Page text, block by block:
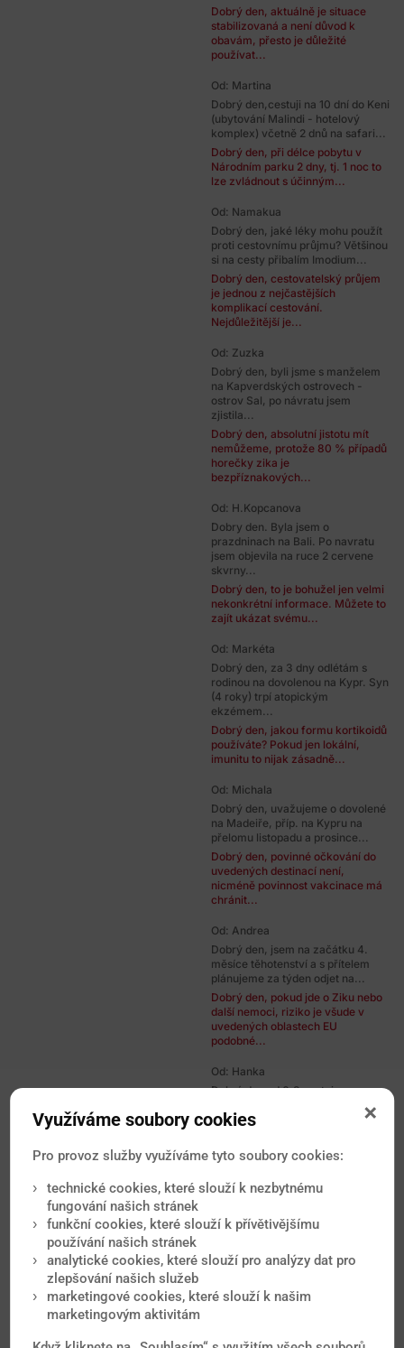
Dobrý den, aktuálně je situace
stabilizovaná a není důvod k
obavám, přesto je důležité
používat...
Od: Martina
Dobrý den,cestuji na 10 dní do Keni
(ubytování Malindi - hotelový
komplex) včetně 2 dnů na safari...
Dobrý den, při délce pobytu v
Národním parku 2 dny, tj. 1 noc to
lze zvládnout s účinným...
Od: Namakua
Dobrý den, jaké léky mohu použít
proti cestovnímu průjmu? Většinou
si na cesty přibalím Imodium...
Dobrý den, cestovatelský průjem
je jednou z nejčastějších
komplikací cestování.
Nejdůležitější je...
Od: Zuzka
Dobrý den, byli jsme s manželem
na Kapverdských ostrovech -
ostrov Sal, po návratu jsem
zjistila...
Dobrý den, absolutní jistotu mít
nemůžeme, protože 80 % případů
horečky zika je
bezpříznakových...
Od: H.Kopcanova
Dobry den. Byla jsem o
prazdninach na Bali. Po navratu
jsem objevila na ruce 2 cervene
skvrny...
Dobrý den, to je bohužel jen velmi
nekonkrétní informace. Můžete to
zajít ukázat svému...
Od: Markéta
Dobrý den, za 3 dny odlétám s
rodinou na dovolenou na Kypr. Syn
(4 roky) trpí atopickým
ekzémem...
Dobrý den, jakou formu kortikoidů
používáte? Pokud jen lokální,
imunitu to nijak zásadně...
Od: Michala
Dobrý den, uvažujeme o dovolené
na Madeiře, příp. na Kypru na
přelomu listopadu a prosince...
Dobrý den, povinné očkování do
uvedených destinací není,
nicméně povinnost vakcinace má
chránit...
Od: Andrea
Dobrý den, jsem na začátku 4.
měsíce těhotenství a s přítelem
plánujeme za týden odjet na...
Dobrý den, pokud jde o Ziku nebo
další nemoci, riziko je všude v
uvedených oblastech EU
podobné...
Od: Hanka
Dobrý den od 6.8 cestujeme s
manželem na 8 dní na Sicilii jsem
ve druhém měsíci těhotenství...
zatím virus Zika endmeicky
nevyskytuje, což platí i pro...
Od: Štemberková
Dobry den, chtěla jsem poradit,
zda je rozumné cestovat do
případě...
či jinou závažnější členovci
Využíváme soubory cookies
Pro provoz služby využíváme tyto soubory cookies:
technické cookies, které slouží k nezbytnému
fungování našich stránek
funkční cookies, které slouží k přívětivějšímu
používání našich stránek
analytické cookies, které slouží pro analýzy dat pro
zlepšování našich služeb
marketingové cookies, které slouží k našim
marketingovým aktivitám